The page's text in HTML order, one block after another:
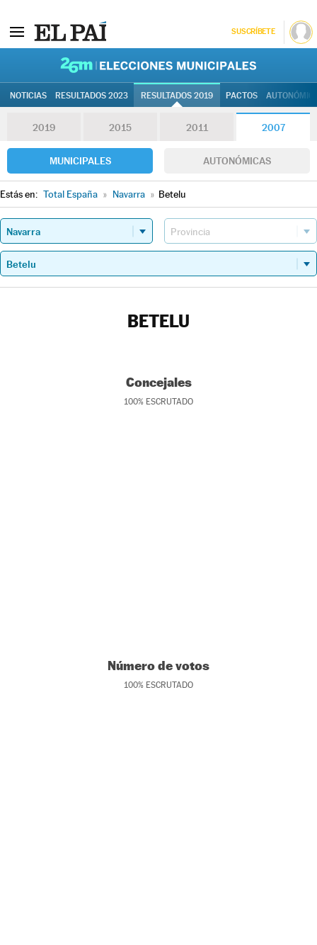
SUSCRÍBETE
NOTICIAS RESULTADOS 2023 RESULTADOS 2019 PACTOS
2019 2015 2011 2007
MUNICIPALES AUTONÓMICAS
Estás en: Total España » Navarra » Betelu
BETELU
Concejales
100% ESCRUTADO
Número de votos
100% ESCRUTADO